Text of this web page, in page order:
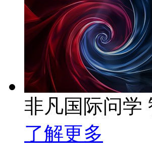
非凡国际问学
了解更多